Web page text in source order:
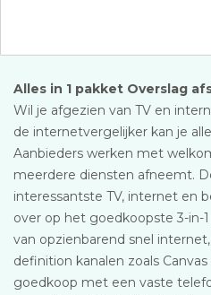
Alles in 1 pakket Overslag
Wil je afgezien van TV en
de internetvergelijker kan je
Aanbieders werken met
meerdere diensten afneemt.
interessantste TV, internet en
over op het goedkoopste 3-in-
van opzienbarend snel
definition kanalen zoals
goedkoop met een vaste